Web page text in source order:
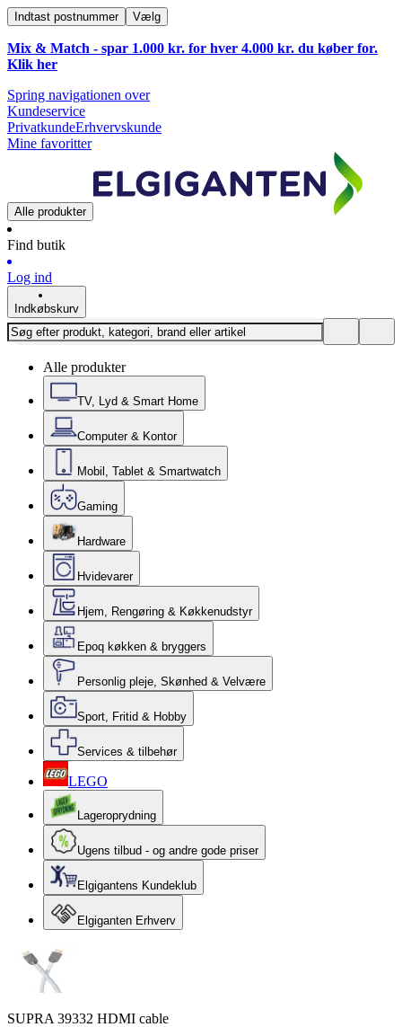
Indtast postnummer Vælg
Mix & Match - spar 1.000 kr. for hver 4.000 kr. du køber for.
Klik her
Spring navigationen over
Kundeservice
PrivatkundeErhvervskunde
Mine favoritter
Alle produkter
Find butik
Log ind
Indkøbskurv
Alle produkter
TV, Lyd & Smart Home
Computer & Kontor
Mobil, Tablet & Smartwatch
Gaming
Hardware
Hvidevarer
Hjem, Rengøring & Køkkenudstyr
Epoq køkken & bryggers
Personlig pleje, Skønhed & Velvære
Sport, Fritid & Hobby
Services & tilbehør
LEGO
Lageroprydning
Ugens tilbud - og andre gode priser
Elgigantens Kundeklub
Elgiganten Erhverv
SUPRA 39332 HDMI cable